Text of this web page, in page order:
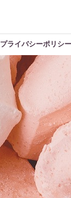
プライバシーポリシー